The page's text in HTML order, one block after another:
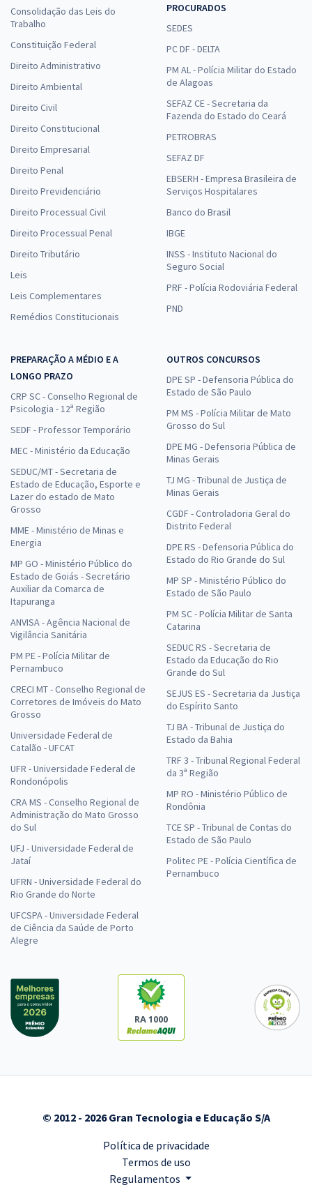
Consolidação das Leis do
Trabalho
Constituição Federal
Direito Administrativo
Direito Ambiental
Direito Civil
Direito Constitucional
Direito Empresarial
Direito Penal
Direito Previdenciário
Direito Processual Civil
Direito Processual Penal
Direito Tributário
Leis
Leis Complementares
Remédios Constitucionais
PROCURADOS
SEDES
PC DF - DELTA
PM AL - Polícia Militar do Estado
de Alagoas
SEFAZ CE - Secretaria da
Fazenda do Estado do Ceará
PETROBRAS
SEFAZ DF
EBSERH - Empresa Brasileira de
Serviços Hospitalares
Banco do Brasil
IBGE
INSS - Instituto Nacional do
Seguro Social
PRF - Polícia Rodoviária Federal
PND
PREPARAÇÃO A MÉDIO E A
LONGO PRAZO
CRP SC - Conselho Regional de
Psicologia - 12ª Região
SEDF - Professor Temporário
MEC - Ministério da Educação
SEDUC/MT - Secretaria de
Estado de Educação, Esporte e
Lazer do estado de Mato
Grosso
MME - Ministério de Minas e
Energia
MP GO - Ministério Público do
Estado de Goiás - Secretário
Auxiliar da Comarca de
Itapuranga
ANVISA - Agência Nacional de
Vigilância Sanitária
PM PE - Polícia Militar de
Pernambuco
CRECI MT - Conselho Regional de
Corretores de Imóveis do Mato
Grosso
Universidade Federal de
Catalão - UFCAT
UFR - Universidade Federal de
Rondonópolis
CRA MS - Conselho Regional de
Administração do Mato Grosso
do Sul
UFJ - Universidade Federal de
Jataí
UFRN - Universidade Federal do
Rio Grande do Norte
UFCSPA - Universidade Federal
de Ciência da Saúde de Porto
Alegre
OUTROS CONCURSOS
DPE SP - Defensoria Pública do
Estado de São Paulo
PM MS - Polícia Militar de Mato
Grosso do Sul
DPE MG - Defensoria Pública de
Minas Gerais
TJ MG - Tribunal de Justiça de
Minas Gerais
CGDF - Controladoria Geral do
Distrito Federal
DPE RS - Defensoria Pública do
Estado do Rio Grande do Sul
MP SP - Ministério Público do
Estado de São Paulo
PM SC - Polícia Militar de Santa
Catarina
SEDUC RS - Secretaria de
Estado da Educação do Rio
Grande do Sul
SEJUS ES - Secretaria da Justiça
do Espírito Santo
TJ BA - Tribunal de Justiça do
Estado da Bahia
TRF 3 - Tribunal Regional Federal
da 3ª Região
MP RO - Ministério Público de
Rondônia
TCE SP - Tribunal de Contas do
Estado de São Paulo
Politec PE - Polícia Científica de
Pernambuco
RA 1000
© 2012 - 2026 Gran Tecnologia e Educação S/A
Política de privacidade
Termos de uso
Regulamentos